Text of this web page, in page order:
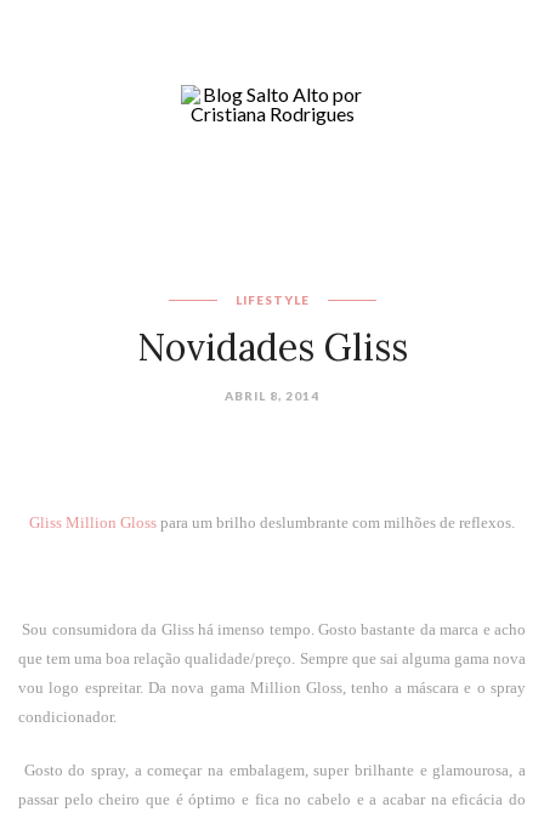
LIFESTYLE
Novidades Gliss
ABRIL 8, 2014
Gliss Million Gloss para um brilho deslumbrante com milhões de reflexos.
Sou consumidora da Gliss há imenso tempo. Gosto bastante da marca e acho
que tem uma boa relação qualidade/preço. Sempre que sai alguma gama nova
vou logo espreitar. Da nova gama Million Gloss, tenho a máscara e o spray
condicionador.
Gosto do spray, a começar na embalagem, super brilhante e glamourosa, a
passar pelo cheiro que é óptimo e fica no cabelo e a acabar na eficácia do